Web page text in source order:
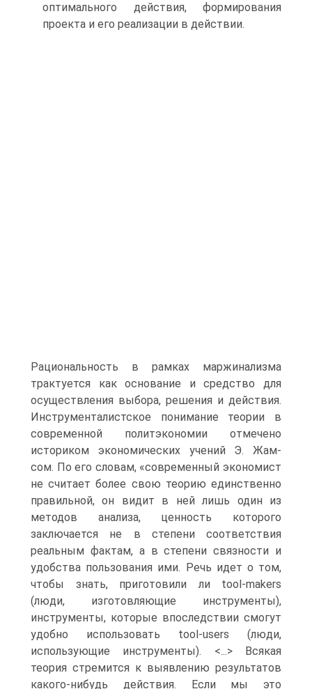
оптимального действия, формирования
проекта и его реализации в действии.
Рациональность в рамках маржинализма
трактуется как основание и средство для
осуществления выбора, решения и действия.
Инструменталистское понимание теории в
современной политэкономии отмечено
историком экономических учений Э. Жам-
сом. По его словам, «современный экономист
не считает более свою теорию единственно
правильной, он видит в ней лишь один из
методов анализа, ценность которого
заключается не в степени соответствия
реальным фактам, а в степени связности и
удобства пользования ими. Речь идет о том,
чтобы знать, приготовили ли tool-makers
(люди, изготовляющие инструменты),
инструменты, которые впоследствии смогут
удобно использовать tool-users (люди,
использующие инструменты). <...> Всякая
теория стремится к выявлению результатов
какого-нибудь действия. Если мы это